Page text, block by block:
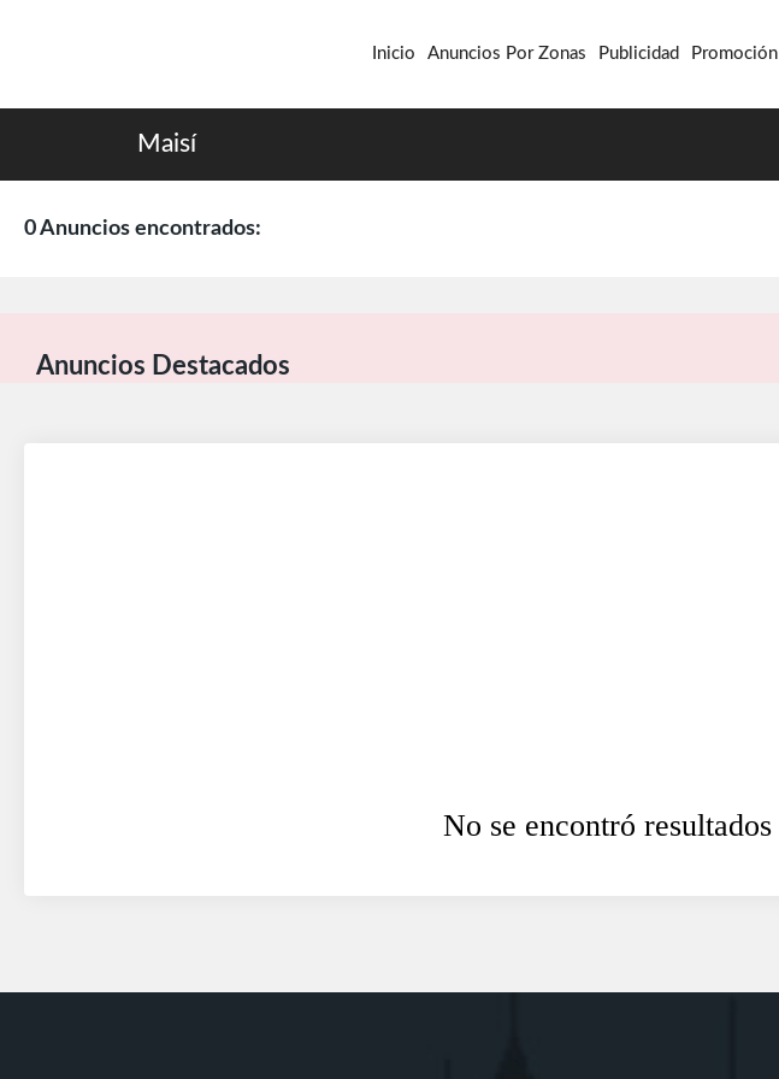
Inicio Anuncios Por Zonas Publicidad Promoción
Maisí
0 Anuncios encontrados:
Anuncios Destacados
No se encontró resultados